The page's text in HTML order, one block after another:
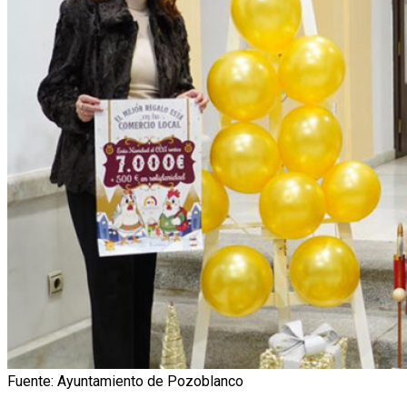
Fuente: Ayuntamiento de Pozoblanco